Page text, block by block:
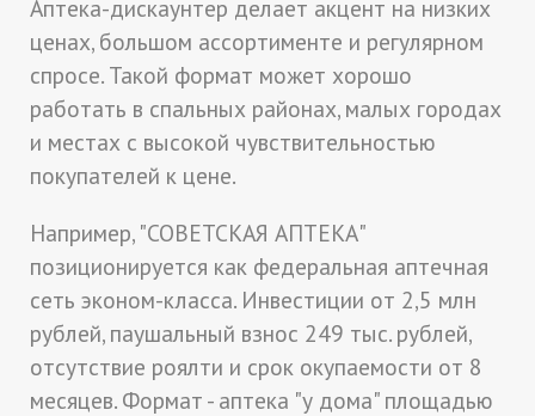
Аптека-дискаунтер делает акцент на низких
ценах, большом ассортименте и регулярном
спросе. Такой формат может хорошо
работать в спальных районах, малых городах
и местах с высокой чувствительностью
покупателей к цене.
Например, "СОВЕТСКАЯ АПТЕКА"
позиционируется как федеральная аптечная
сеть эконом-класса. Инвестиции от 2,5 млн
рублей, паушальный взнос 249 тыс. рублей,
отсутствие роялти и срок окупаемости от 8
месяцев. Формат - аптека "у дома" площадью